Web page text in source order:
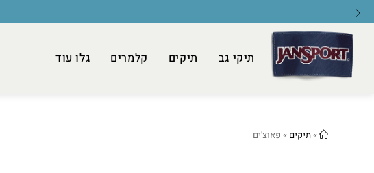
תיקי גב תיקים קלמרים גלו עוד
»תיקים » פאוצ'ים